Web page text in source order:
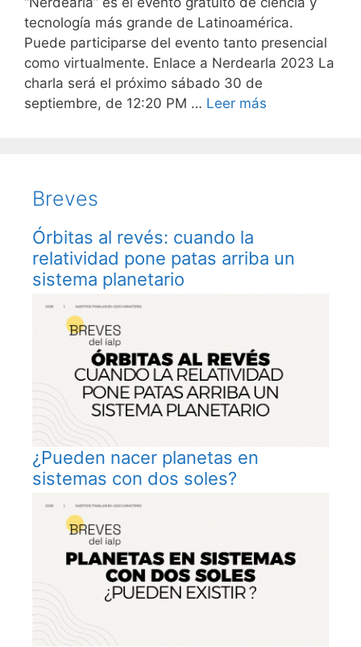
tecnología más grande de Latinoamérica.
Puede participarse del evento tanto presencial
como virtualmente. Enlace a Nerdearla 2023 La
charla será el próximo sábado 30 de
septiembre, de 12:20 PM … Leer más
Breves
Órbitas al revés: cuando la
relatividad pone patas arriba un
sistema planetario
¿Pueden nacer planetas en
sistemas con dos soles?